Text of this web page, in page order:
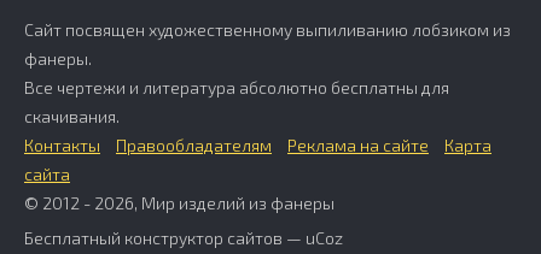
Сайт посвящен художественному выпиливанию лобзиком из
фанеры.
Все чертежи и литература абсолютно бесплатны для
скачивания.
Контакты
Правообладателям Реклама на сайте
Карта
сайта
© 2012 - 2026, Мир изделий из фанеры
Бесплатный конструктор сайтов — uCoz